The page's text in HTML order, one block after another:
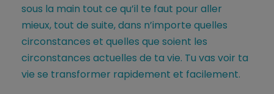
sous la main tout ce qu’il te faut pour aller
mieux, tout de suite, dans n’importe quelles
circonstances et quelles que soient les
circonstances actuelles de ta vie. Tu vas voir ta
vie se transformer rapidement et facilement.